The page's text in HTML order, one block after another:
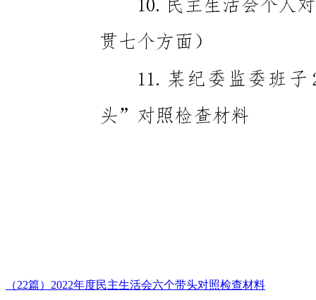
（22篇）2022年度民主生活会六个带头对照检查材料